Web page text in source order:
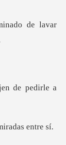
de lavar
de pedirl